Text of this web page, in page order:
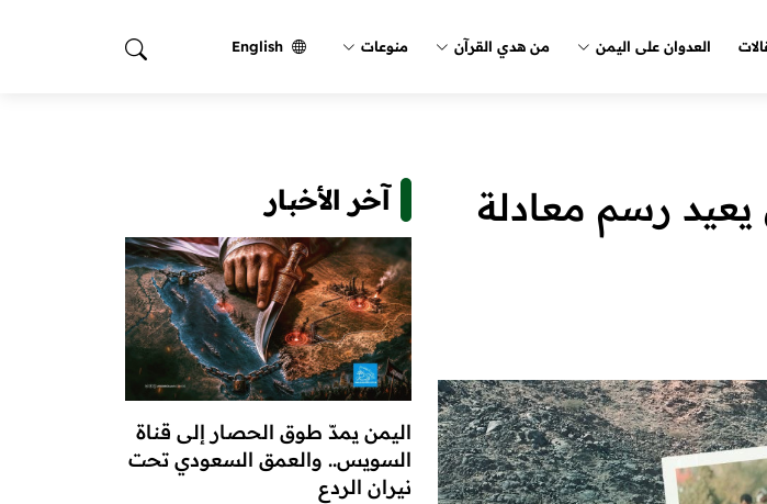
العدوان على اليمن من هدي القرآن منوعات English
يعيد رسم معادلة
آخر الأخبار
اليمن يمدّ طوق الحصار إلى قناة
السويس.. والعمق السعودي تحت
نيران الردع